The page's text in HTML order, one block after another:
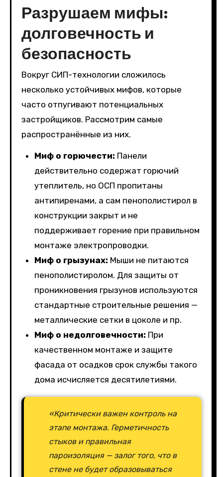
Разрушаем мифы:
долговечность и
безопасность
Вокруг СИП-технологии сложилось
несколько устойчивых мифов, которые
часто отпугивают потенциальных
застройщиков. Рассмотрим самые
распространённые из них.
Миф о горючести: Панели
действительно содержат горючий
утеплитель, но ОСП пропитаны
антипиренами, а сам пенополистирол в
конструкции закрыт и не
поддерживает горение при правильном
монтаже электропроводки.
Миф о грызунах: Мыши не питаются
пенополистиролом. Для защиты от
проникновения грызунов используются
стандартные строительные решения —
металлические сетки в цоколе и пр.
Миф о недолговечности: При
качественном монтаже и защите
фасада от осадков срок службы такого
дома исчисляется десятилетиями.
«Критически важен контроль на
этапе монтажа. Герметичность
стыков и правильная
пароизоляция — залог того, что в
стене не будет образовываться